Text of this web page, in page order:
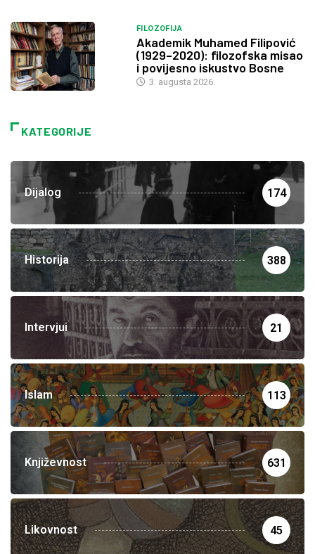
FILOZOFIJA
Akademik Muhamed Filipović
(1929–2020): filozofska misao
i povijesno iskustvo Bosne
3. augusta 2026.
KATEGORIJE
Dijalog 174
Historija 388
Intervjui 21
Islam 113
Književnost 631
Likovnost 45